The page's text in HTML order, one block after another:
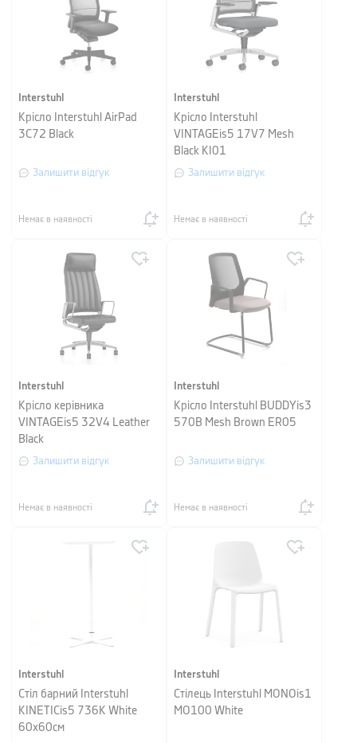
Interstuhl
Крісло Interstuhl AirPad
3C72 Black
Залишити відгук
Немає в наявності
Interstuhl
Крісло Interstuhl
VINTAGEis5 17V7 Mesh
Black KI01
Залишити відгук
Немає в наявності
Interstuhl
Крісло керівника
VINTAGEis5 32V4 Leather
Black
Залишити відгук
Немає в наявності
Interstuhl
Крісло Interstuhl BUDDYis3
570B Mesh Brown ER05
Залишити відгук
Немає в наявності
Interstuhl
Стіл барний Interstuhl
KINETICis5 736K White
60x60см
Interstuhl
Стілець Interstuhl MONOis1
MO100 White